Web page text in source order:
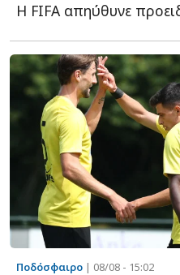
Ποδόσφαιρο | 08/08 - 15:02